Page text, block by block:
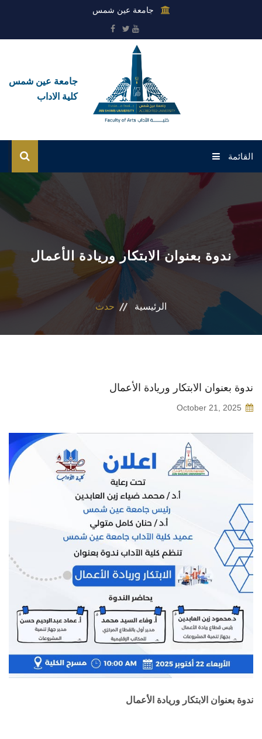
جامعة عين شمس
جامعة عين شمس
كلية الاداب
القائمة
عن الكلية
القطاعاتندوة بعنوان الابتكار وريادة الأعمال
الرئيسية حدث
ندوة بعنوان الابتكار وريادة الأعمال
October 21, 2025
ندوة بعنوان الابتكار وريادة الأعمال